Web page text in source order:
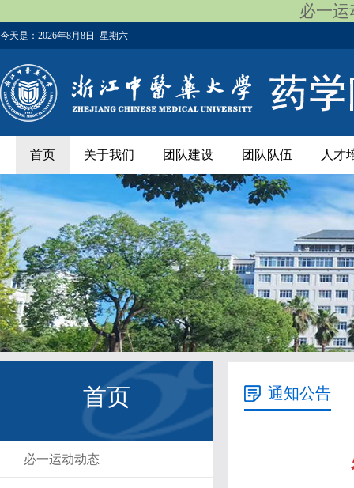
必一运
今天是： 2026年8月8日 星期六
首页 关于我们 团队建设 团队队伍 人才
首页
必一运动动态
通知公告